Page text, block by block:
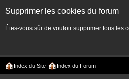
Supprimer les cookies du forum
Êtes-vous sûr de vouloir supprimer tous les
Index du Site Index du Forum